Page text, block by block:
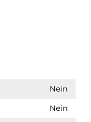
Nein
Nein